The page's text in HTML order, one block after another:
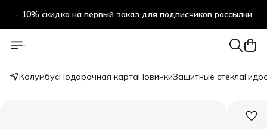
- 10% скидка на первый заказ для подписчиков рассылки
КолумбусПодарочная картаНовинкиЗащитные стекла